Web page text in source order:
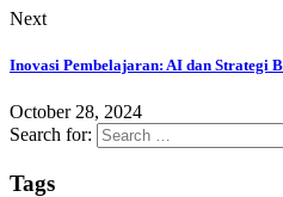
Next
Inovasi Pembelajaran: AI dan Strategi
October 28, 2024
Search for:
Tags